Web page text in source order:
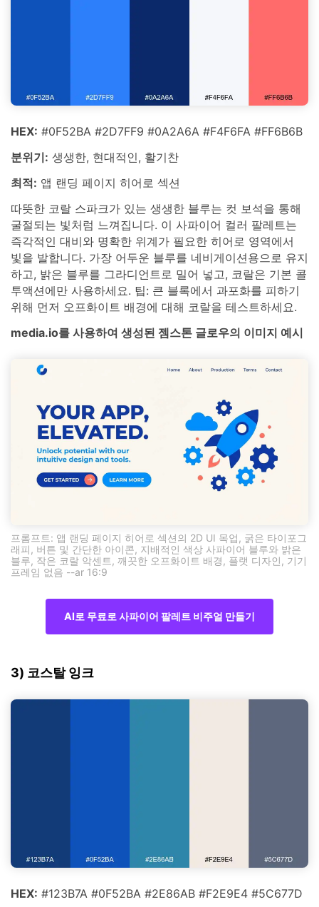
HEX: #0F52BA #2D7FF9 #0A2A6A #F4F6FA #FF6B6B
분위기: 생생한, 현대적인, 활기찬
최적: 앱 랜딩 페이지 히어로 섹션
따뜻한 코랄 스파크가 있는 생생한 블루는 컷 보석을 통해
굴절되는 빛처럼 느껴집니다. 이 사파이어 컬러 팔레트는
즉각적인 대비와 명확한 위계가 필요한 히어로 영역에서
빛을 발합니다. 가장 어두운 블루를 네비게이션용으로 유지
하고, 밝은 블루를 그라디언트로 밀어 넣고, 코랄은 기본 콜
투액션에만 사용하세요. 팁: 큰 블록에서 과포화를 피하기
위해 먼저 오프화이트 배경에 대해 코랄을 테스트하세요.
media.io를 사용하여 생성된 젬스톤 글로우의 이미지 예시
프롬프트: 앱 랜딩 페이지 히어로 섹션의 2D UI 목업, 굵은 타이포그
래피, 버튼 및 간단한 아이콘, 지배적인 색상 사파이어 블루와 밝은
블루, 작은 코랄 악센트, 깨끗한 오프화이트 배경, 플랫 디자인, 기기
프레임 없음 --ar 16:9
AI로 무료로 사파이어 팔레트 비주얼 만들기
3) 코스탈 잉크
HEX: #123B7A #0F52BA #2E86AB #F2E9E4 #5C677D